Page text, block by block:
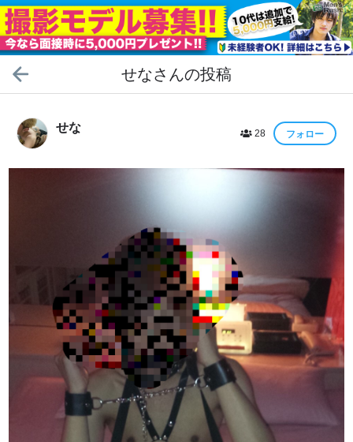
せなさんの投稿
せな 28 フォロー